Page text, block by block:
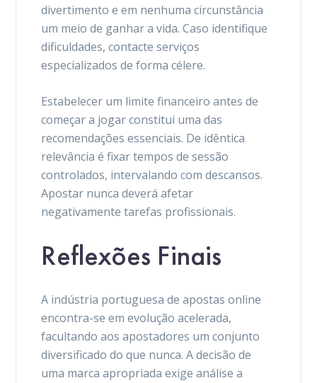
divertimento e em nenhuma circunstância
um meio de ganhar a vida. Caso identifique
dificuldades, contacte serviços
especializados de forma célere.
Estabelecer um limite financeiro antes de
começar a jogar constitui uma das
recomendações essenciais. De idêntica
relevância é fixar tempos de sessão
controlados, intervalando com descansos.
Apostar nunca deverá afetar
negativamente tarefas profissionais.
Reflexões Finais
A indústria portuguesa de apostas online
encontra-se em evolução acelerada,
facultando aos apostadores um conjunto
diversificado do que nunca. A decisão de
uma marca apropriada exige análise a